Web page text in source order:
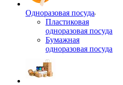
Одноразовая посуда
Пластиковая
одноразовая посуда
Бумажная
одноразовая посуда